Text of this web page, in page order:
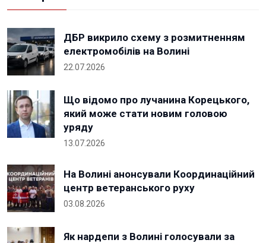
ДБР викрило схему з розмитненням
електромобілів на Волині
22.07.2026
Що відомо про лучанина Корецького,
який може стати новим головою
уряду
13.07.2026
На Волині анонсували Координаційний
центр ветеранського руху
03.08.2026
Як нардепи з Волині голосували за